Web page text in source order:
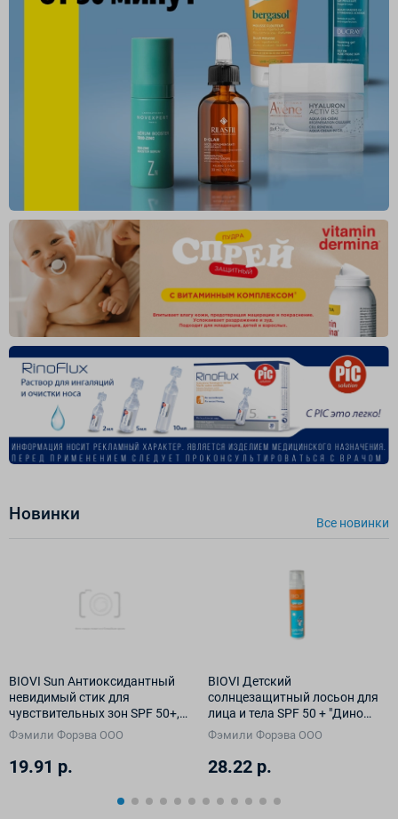
Новинки Все новинки
BIOVI Sun Антиоксидантный
невидимый стик для
чувствительных зон SPF 50+,
14 г
Фэмили Форэва ООО
19.91 р.
BIOVI Детский
солнцезащитный лосьон для
лица и тела SPF 50 + "Дино
Защита" 100 мл
Фэмили Форэва ООО
28.22 р.